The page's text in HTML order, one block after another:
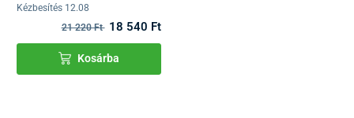
Kézbesítés 12.08
21 220 Ft 18 540 Ft
Kosárba